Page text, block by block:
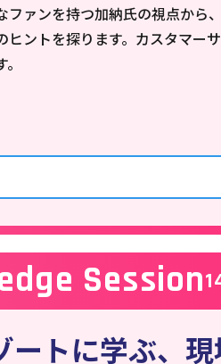
ファンを持つ加納氏の視点から
ヒントを探ります。カスタマー
Session
ートに学ぶ、